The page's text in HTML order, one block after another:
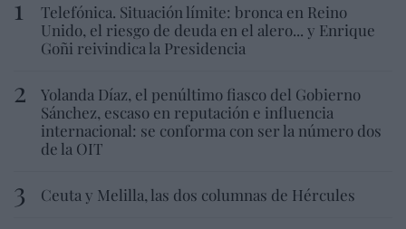
Telefónica. Situación límite: bronca en Reino
Unido, el riesgo de deuda en el alero... y Enrique
Goñi reivindica la Presidencia
Yolanda Díaz, el penúltimo fiasco del Gobierno
Sánchez, escaso en reputación e influencia
internacional: se conforma con ser la número dos
de la OIT
Ceuta y Melilla, las dos columnas de Hércules